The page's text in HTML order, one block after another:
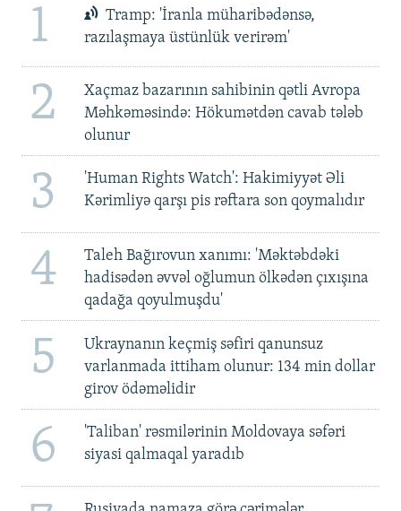
1
Tramp: 'İranla müharibədənsə,
razılaşmaya üstünlük verirəm'
2
Xaçmaz bazarının sahibinin qətli Avropa
Məhkəməsində: Hökumətdən cavab tələb
olunur
3
'Human Rights Watch': Hakimiyyət Əli
Kərimliyə qarşı pis rəftara son qoymalıdır
4
Taleh Bağırovun xanımı: 'Məktəbdəki
hadisədən əvvəl oğlumun ölkədən çıxışına
qadağa qoyulmuşdu'
5
Ukraynanın keçmiş səfiri qanunsuz
varlanmada ittiham olunur: 134 min dollar
girov ödəməlidir
6
'Taliban' rəsmilərinin Moldovaya səfəri
siyasi qalmaqal yaradıb